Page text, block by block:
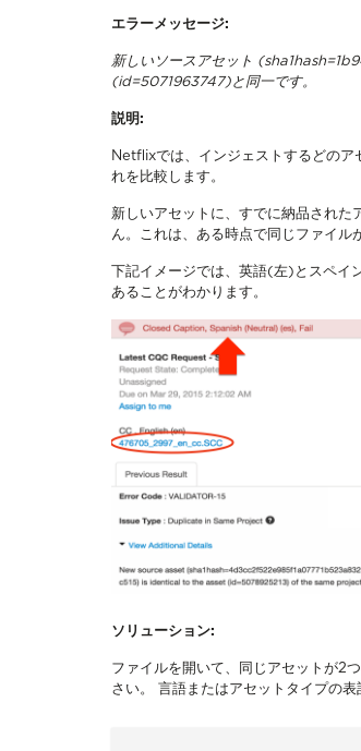
エラーメッセージ:
新しいソースアセット
(id=5071963747)と同一です。
説明:
Netflixでは、インジェストするどのア
れを比較します。
新しいアセットに、すでに納品された
ん。これは、ある時点で同じファイル
下記イメージでは、英語(左)とスペ
あることがわかります。
ソリューション:
ファイルを開いて、同じアセットが2
さい。 言語またはアセットタイプの